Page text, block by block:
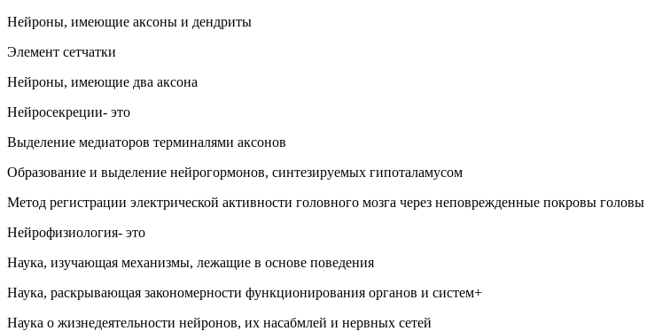
Нейроны, имеющие аксоны и дендриты
Элемент сетчатки
Нейроны, имеющие два аксона
Нейросекреции- это
Выделение медиаторов терминалями аксонов
Образование и выделение нейрогормонов, синтезируемых гипоталамусом
Метод регистрации электрической активности головного мозга через неповрежденные покровы головы
Нейрофизиология- это
Наука, изучающая механизмы, лежащие в основе поведения
Наука, раскрывающая закономерности функционирования органов и систем+
Наука о жизнедеятельности нейронов, их насабмлей и нервных сетей